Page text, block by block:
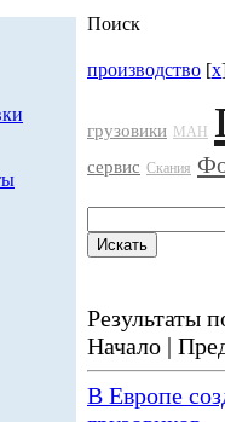
Поиск
производство [x
грузовики МАН
сервис Скания
Результаты
Начало |
В Европе